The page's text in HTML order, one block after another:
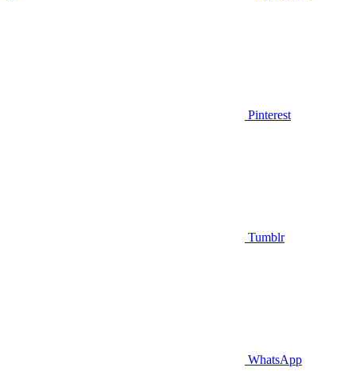
Pinterest
Tumblr
WhatsApp